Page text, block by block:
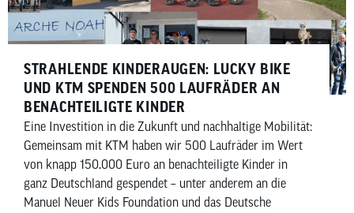
STRAHLENDE KINDERAUGEN: LUCKY BIKE
UND KTM SPENDEN 500 LAUFRÄDER AN
BENACHTEILIGTE KINDER
Eine Investition in die Zukunft und nachhaltige Mobilität:
Gemeinsam mit KTM haben wir 500 Laufräder im Wert
von knapp 150.000 Euro an benachteiligte Kinder in
ganz Deutschland gespendet – unter anderem an die
Manuel Neuer Kids Foundation und das Deutsche